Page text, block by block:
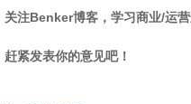
关注Benker博客，学习商业/运
赶紧发表你的意见吧！